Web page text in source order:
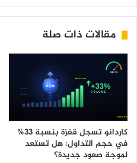
مقالات ذات صلة
كاردانو تسجل قفزة بنسبة 33%
في حجم التداول: هل تستعد
لموجة صعود جديدة؟